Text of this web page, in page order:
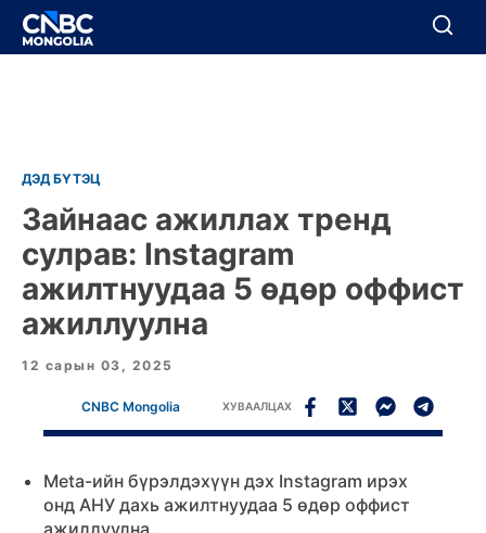
BREAKING
Цуцлах
ДЭД БҮТЭЦ
Зайнаас ажиллах тренд
сулрав: Instagram
ажилтнуудаа 5 өдөр оффист
ажиллуулна
12 сарын 03, 2025
CNBC Mongolia ХУВААЛЦАХ
Meta-ийн бүрэлдэхүүн дэх Instagram ирэх
онд АНУ дахь ажилтнуудаа 5 өдөр оффист
ажиллуулна.